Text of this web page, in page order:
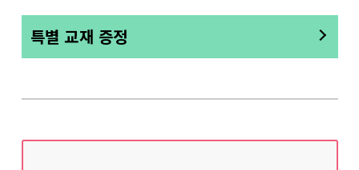
특별 교재 증정